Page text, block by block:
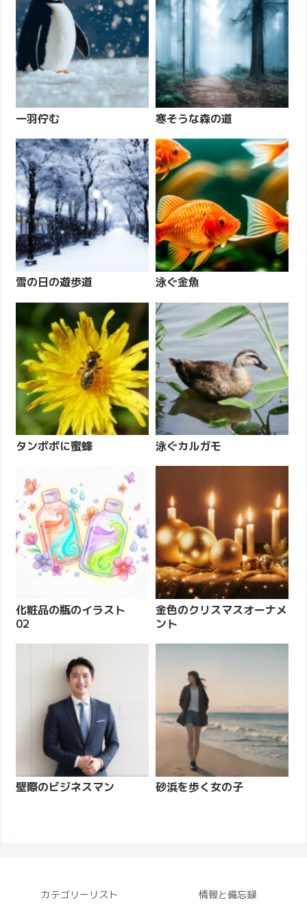
一羽佇む 寒そうな森の道
雪の日の遊歩道 泳ぐ金魚
タンポポに蜜蜂 泳ぐカルガモ
化粧品の瓶のイラスト
02
金色のクリスマスオーナメ
ント
壁際のビジネスマン 砂浜を歩く女の子
カテゴリーリスト 情報と備忘録